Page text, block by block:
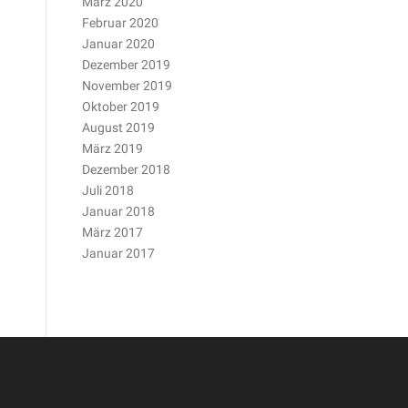
Februar 2020
Januar 2020
Dezember 2019
November 2019
Oktober 2019
August 2019
März 2019
Dezember 2018
Juli 2018
Januar 2018
März 2017
Januar 2017